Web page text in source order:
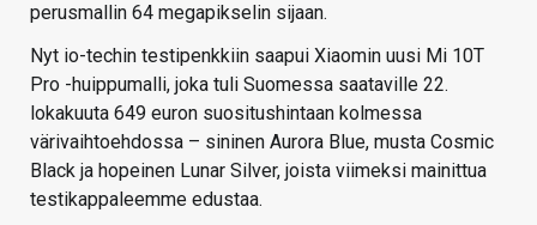
perusmallin 64 megapikselin sijaan.
Nyt io-techin testipenkkiin saapui Xiaomin uusi Mi 10T
Pro -huippumalli, joka tuli Suomessa saataville 22.
lokakuuta 649 euron suositushintaan kolmessa
värivaihtoehdossa – sininen Aurora Blue, musta Cosmic
Black ja hopeinen Lunar Silver, joista viimeksi mainittua
testikappaleemme edustaa.